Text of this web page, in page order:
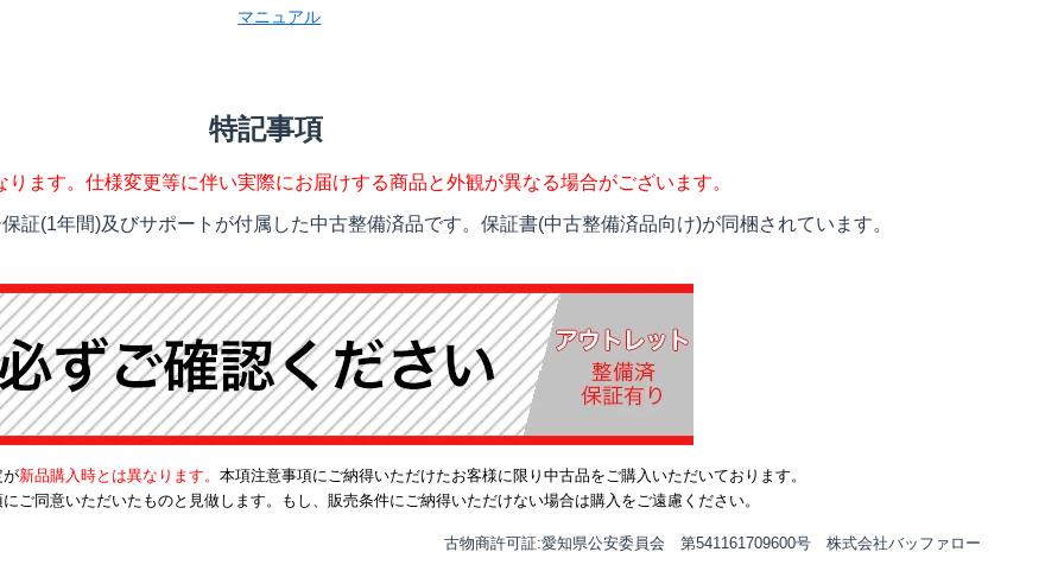
マニュアル
特記事項
ます。仕様変更等に伴い実際にお届けする商品と外観が異なる場合がございます。
証(1年間)及びサポートが付属した中古整備済品です。保証書(中古整備済品向け)が同梱されています。
が新品購入時とは異なります。 本項注意事項にご納得いただけたお客様に限り中古品をご購入いただいております。
ご同意いただいたものと見做します。もし、販売条件にご納得いただけない場合は購入をご遠慮ください。
古物商許可証:愛知県公安委員会 第541161709600号 株式会社バッファロー